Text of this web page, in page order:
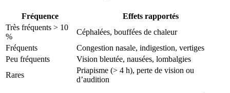
Fréquence
Effets rapportés
Très fréquents > 10
%
Céphalées, bouffées de chaleur
Fréquents
Congestion nasale, indigestion, vertiges
Peu fréquents
Vision bleutée, nausées, lombalgies
Rares
Priapisme (> 4 h), perte de vision ou
d’audition